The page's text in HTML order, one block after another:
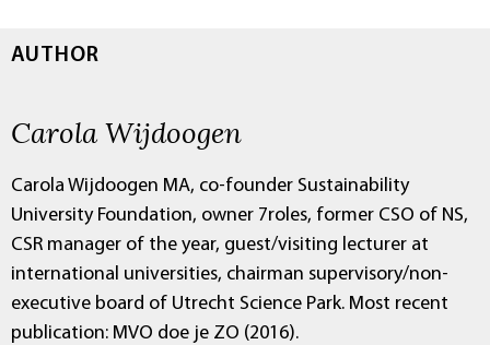
AUTHOR
Carola Wijdoogen
Carola Wijdoogen MA, co-founder Sustainability
University Foundation, owner 7roles, former CSO of NS,
CSR manager of the year, guest/visiting lecturer at
international universities, chairman supervisory/non-
executive board of Utrecht Science Park. Most recent
publication: MVO doe je ZO (2016).